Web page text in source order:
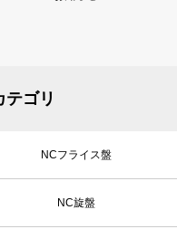
テゴリ
NCフライス盤
NC旋盤